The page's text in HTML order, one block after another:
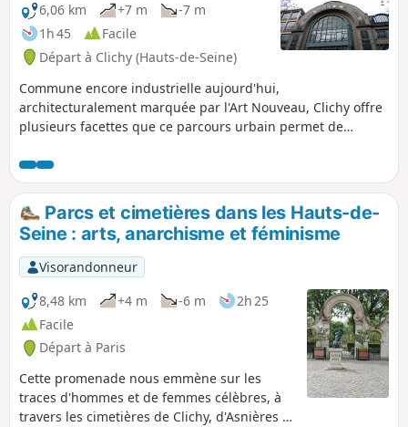
6,06 km
+7 m
-7 m
1h 45
Facile
Départ à Clichy (Hauts-de-Seine)
Commune encore industrielle aujourd'hui,
architecturalement marquée par l'Art Nouveau, Clichy offre
plusieurs facettes que ce parcours urbain permet de
Parcs et cimetières dans les Hauts-de-
Seine : arts, anarchisme et féminisme
Visorandonneur
8,48 km
+4 m -6 m
2h 25
Facile
Départ à Paris
Cette promenade nous emmène sur les
traces d'hommes et de femmes célèbres, à
travers les cimetières de Clichy, d'Asnières et